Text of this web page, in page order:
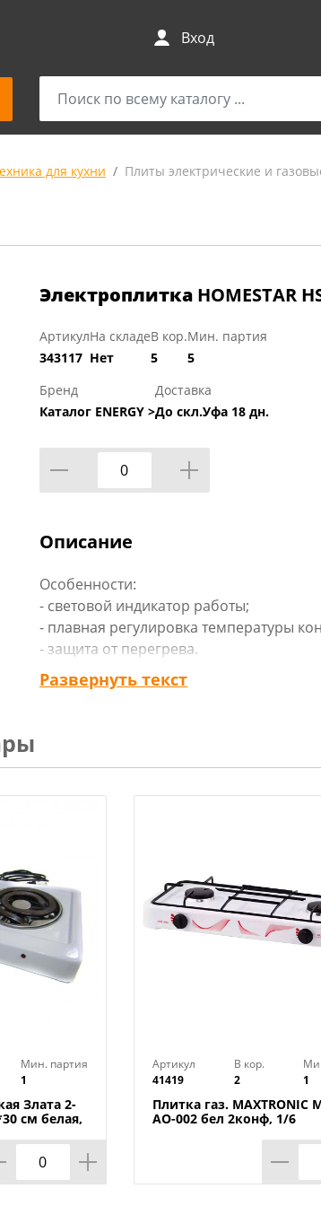
Вход
для кухни Плиты электрические и
Электроплитка HOMESTAR
Артикул
343117
На складе
Нет
В кор.
5
Мин. партия
5
Бренд
Каталог ENERGY >
Доставка
До скл.Уфа 18 дн.
Описание
Особенности:
- световой индикатор работы;
- плавная регулировка температуры
- защита от перегрева.
Технические характеристики:
Вид упаковки: цветная коробка
Развернуть текст
Мин. партия
1
Злата 2-
см белая,
Артикул
41419
В кор.
2
1
Плитка газ. MAXTRONIC
АО-002 бел 2конф, 1/6